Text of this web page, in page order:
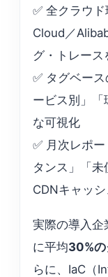
✅ 全クラウ
Cloud／
グ・トレー
✅ タグベー
ービス別」「
な可視化
✅ 月次レポ
タンス」「
CDNキャッ
実際の導入企
に平均30%の
らに、IaC（